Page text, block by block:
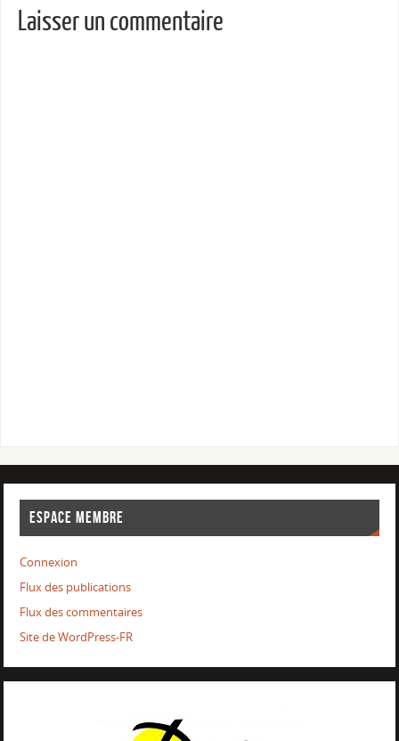
Laisser un commentaire
ESPACE MEMBRE
Connexion
Flux des publications
Flux des commentaires
Site de WordPress-FR